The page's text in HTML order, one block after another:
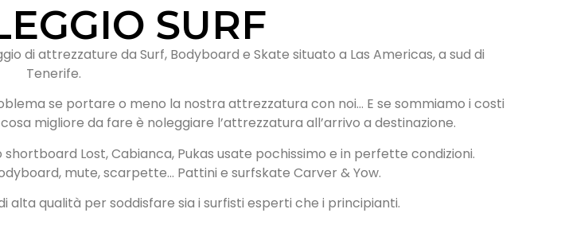
SURF
di attrezzature da Surf, Bodyboard e Skate situato a Las Americas, a sud di
Tenerife.
se portare o meno la nostra attrezzatura con noi… E se sommiamo i costi
migliore da fare è noleggiare l’attrezzatura all’arrivo a destinazione.
Lost, Cabianca, Pukas usate pochissimo e in perfette condizioni.
mute, scarpette… Pattini e surfskate Carver & Yow.
alta qualità per soddisfare sia i surfisti esperti che i principianti.